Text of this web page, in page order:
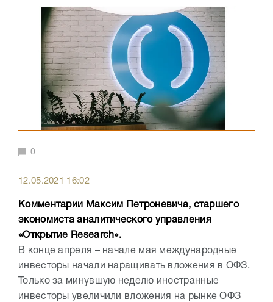
0
12.05.2021 16:02
Комментарии Максим Петроневича, старшего
экономиста аналитического управления
«Открытие Research».
В конце апреля – начале мая международные
инвесторы начали наращивать вложения в ОФЗ.
Только за минувшую неделю иностранные
инвесторы увеличили вложения на рынке ОФЗ